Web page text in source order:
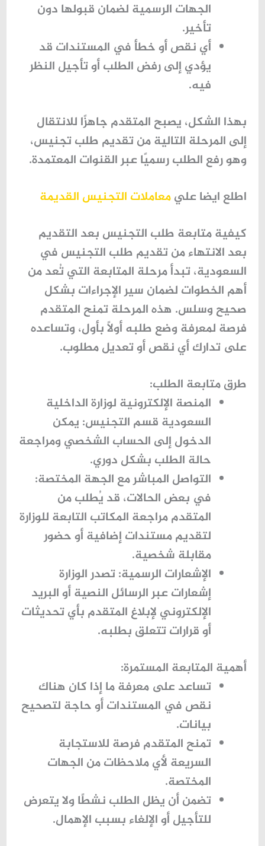
الجهات الرسمية لضمان قبولها دون
تأخير.
أي نقص أو خطأ في المستندات قد
يؤدي إلى رفض الطلب أو تأجيل النظر
فيه.
بهذا الشكل، يصبح المتقدم جاهزًا للانتقال
إلى المرحلة التالية من تقديم طلب تجنيس،
وهو رفع الطلب رسميًا عبر القنوات المعتمدة.
اطلع ايضا عليمعاملات التجنيس القديمة
كيفية متابعة طلب التجنيس بعد التقديم
بعد الانتهاء من تقديم طلب التجنيس في
السعودية، تبدأ مرحلة المتابعة التي تُعد من
أهم الخطوات لضمان سير الإجراءات بشكل
صحيح وسلس. هذه المرحلة تمنح المتقدم
فرصة لمعرفة وضع طلبه أولًا بأول، وتساعده
على تدارك أي نقص أو تعديل مطلوب.
طرق متابعة الطلب:
المنصة الإلكترونية لوزارة الداخلية
السعودية قسم التجنيس: يمكن
الدخول إلى الحساب الشخصي ومراجعة
حالة الطلب بشكل دوري.
التواصل المباشر مع الجهة المختصة:
في بعض الحالات، قد يُطلب من
المتقدم مراجعة المكاتب التابعة للوزارة
لتقديم مستندات إضافية أو حضور
مقابلة شخصية.
الإشعارات الرسمية:تصدر الوزارة
إشعارات عبر الرسائل النصية أو البريد
الإلكتروني لإبلاغ المتقدم بأي تحديثات
أو قرارات تتعلق بطلبه.
أهمية المتابعة المستمرة:
تساعد على معرفة ما إذا كان هناك
نقص في المستندات أو حاجة لتصحيح
بيانات.
تمنح المتقدم فرصة للاستجابة
السريعة لأي ملاحظات من الجهات
المختصة.
تضمن أن يظل الطلب نشطًا ولا يتعرض
للتأجيل أو الإلغاء بسبب الإهمال.